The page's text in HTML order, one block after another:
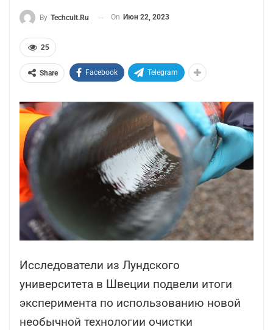
By Techcult.ru On Июн 22, 2023
25
Share Facebook Telegram
Исследователи из Лундского
университета в Швеции подвели итоги
эксперимента по использованию новой
необычной технологии очистки